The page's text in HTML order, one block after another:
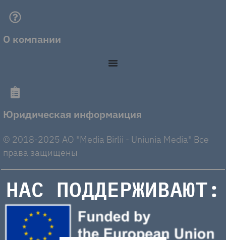
О компании
Юридическая информаиция
© 2018-2025 AO "Media Birlii - Uniunia Media" Все
права защищены
НАС ПОДДЕРЖИВАЮТ: